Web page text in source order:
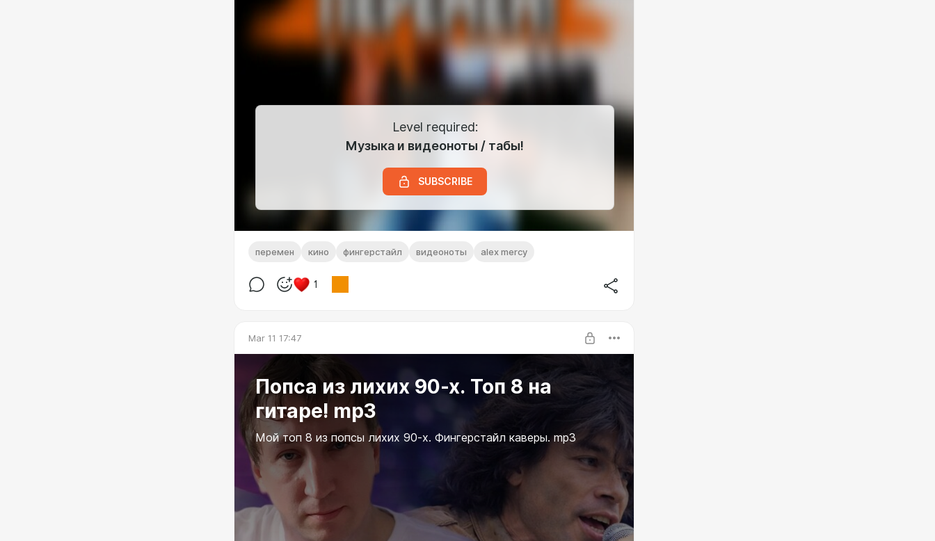
Level required:
Музыка и видеоноты / табы!
SUBSCRIBE
перемен кино фингерстайл видеоноты alex mercy
1
Mar 11 17:47
Попса из лихих 90-х. Топ 8 на
гитаре! mp3
Мой топ 8 из попсы лихих 90-х. Фингерстайл каверы. mp3